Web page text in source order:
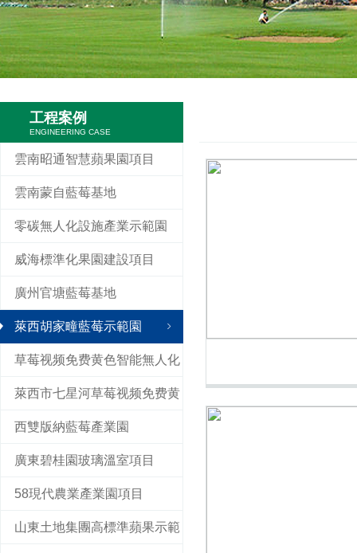
工程案例
ENGINEERING CASE
雲南昭通智慧蘋果園項目
雲南蒙自藍莓基地
零碳無人化設施產業示範園
威海標準化果園建設項目
廣州官塘藍莓基地
萊西胡家疃藍莓示範園
草莓视频免费黄色智能無人化
聯動四季棚
萊西市七星河草莓视频免费黄
色數字農業藍莓產業示範園
西雙版納藍莓產業園
廣東碧桂園玻璃溫室項目
58現代農業產業園項目
山東土地集團高標準蘋果示範